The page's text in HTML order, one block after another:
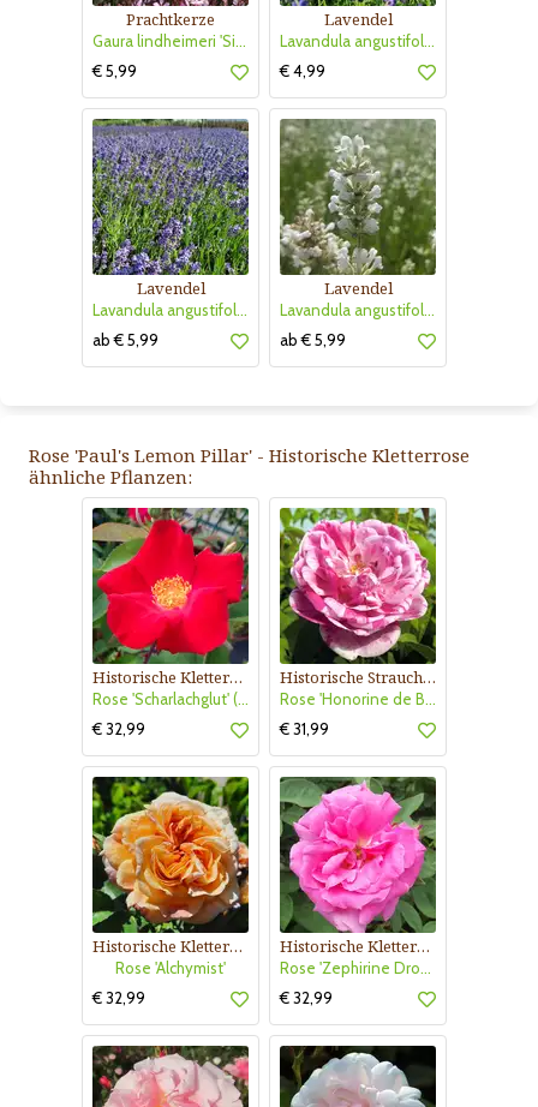
Prachtkerze
Gaura lindheimeri 'Siskiyou Pink'
€ 5,99
Lavendel
Lavandula angustifolia 'Hidcote'
€ 4,99
Lavendel
Lavandula angustifolia 'Thumbelina Leigh'
ab € 5,99
Lavendel
Lavandula angustifolia 'Arctic Snow'
ab € 5,99
Rose 'Paul's Lemon Pillar' - Historische Kletterrose
ähnliche Pflanzen:
Historische Kletterrose
Rose 'Scharlachglut' (gallica)
€ 32,99
Historische Strauchrose
Rose 'Honorine de Brabant'
€ 31,99
Historische Kletterrose
Rose 'Alchymist'
€ 32,99
Historische Kletterrose
Rose 'Zephirine Drouhin'
€ 32,99